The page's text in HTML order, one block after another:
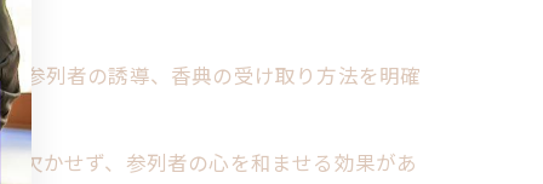
参列者の誘導、香典の受け取り方法を明確
欠かせず、参列者の心を和ませる効果があ